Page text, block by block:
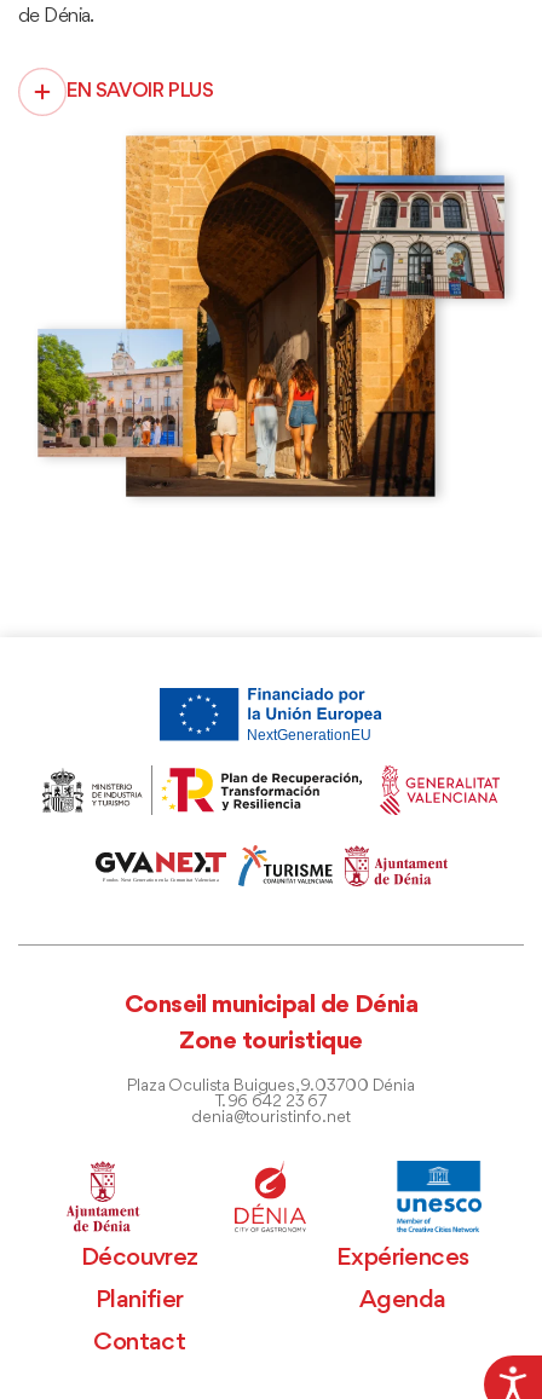
de Dénia.
EN SAVOIR PLUS
Conseil municipal de Dénia
Zone touristique
Plaza Oculista Buigues, 9. 03700 Dénia
T. 96 642 23 67
denia@touristinfo.net
Découvrez
Expériences
Planifier
Agenda
Contact